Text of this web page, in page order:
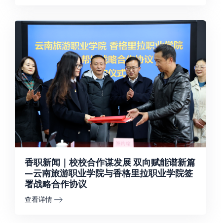
香职新闻｜校校合作谋发展 双向赋能谱新篇
—云南旅游职业学院与香格里拉职业学院签
署战略合作协议
查看详情